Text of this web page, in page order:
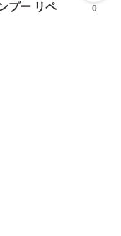
プー リペ
0